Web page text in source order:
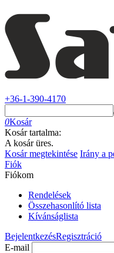
+36-1-390-4170
0Kosár
Kosár tartalma:
A kosár üres.
Kosár megtekintése Irány a
Fiók
Fiókom
Rendelések
Összehasonlító lista
Kívánságlista
BejelentkezésRegisztráció
E-mail